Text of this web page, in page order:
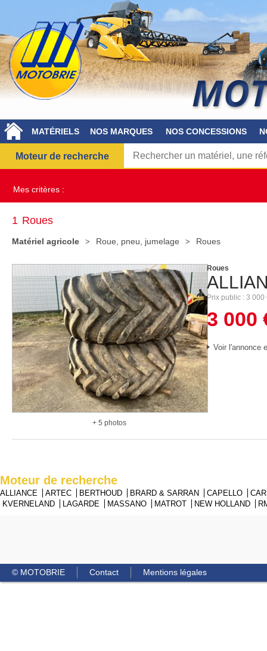
MATÉRIELS NOS MARQUES NOS CONCESSIONS
Moteur de recherche
Mes critères :
Matériel agricole Roue, pneu, jumelage Roues
1 Roues
+ 5 photos
Roues
Prix public 3 000
3 000
Voir l'annonce
Moteur de recherche
ALLIANCE ARTEC BERTHOUD BRARD & SARRAN CAPELLO
KVERNELAND
LAGARDE MASSANO MATROT NEW HOLLAND
© MOTOBRIE Contact Mentions légales